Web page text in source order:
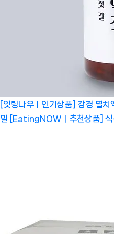
[잇팅나우ㅣ인기상품] 강경 멸치
밀 [EatingNOWㅣ추천상품]